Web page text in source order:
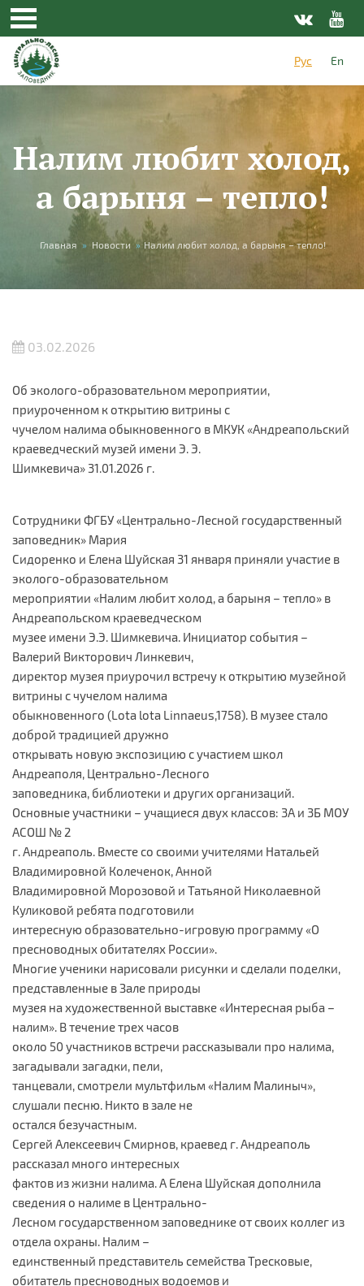
Перейти к основному содержанию
Рус
En
Налим любит холод,
а барыня – тепло!
Вы здесь
Главная » Новости » Налим любит холод, а барыня – тепло!
03.02.2026
Об эколого-образовательном мероприятии,
приуроченном к открытию витрины с
чучелом налима обыкновенного в МКУК «Андреапольский
краеведческий музей имени Э. Э.
Шимкевича» 31.01.2026 г.
Сотрудники ФГБУ «Центрально-Лесной государственный
заповедник» Мария
Сидоренко и Елена Шуйская 31 января приняли участие в
эколого-образовательном
мероприятии «Налим любит холод, а барыня – тепло» в
Андреапольском краеведческом
музее имени Э.Э. Шимкевича. Инициатор события –
Валерий Викторович Линкевич,
директор музея приурочил встречу к открытию музейной
витрины с чучелом налима
обыкновенного (Lota lota Linnaeus,1758). В музее стало
доброй традицией дружно
открывать новую экспозицию с участием школ
Андреаполя, Центрально-Лесного
заповедника, библиотеки и других организаций.
Основные участники – учащиеся двух классов: 3А и 3Б МОУ
АСОШ № 2
г. Андреаполь. Вместе со своими учителями Натальей
Владимировной Колеченок, Анной
Владимировной Морозовой и Татьяной Николаевной
Куликовой ребята подготовили
интересную образовательно-игровую программу «О
пресноводных обитателях России».
Многие ученики нарисовали рисунки и сделали поделки,
представленные в Зале природы
музея на художественной выставке «Интересная рыба –
налим». В течение трех часов
около 50 участников встречи рассказывали про налима,
загадывали загадки, пели,
танцевали, смотрели мультфильм «Налим Малиныч»,
слушали песню. Никто в зале не
остался безучастным.
Сергей Алексеевич Смирнов, краевед г. Андреаполь
рассказал много интересных
фактов из жизни налима. А Елена Шуйская дополнила
сведения о налиме в Центрально-
Лесном государственном заповеднике от своих коллег из
отдела охраны. Налим –
единственный представитель семейства Тресковые,
обитатель пресноводных водоемов и